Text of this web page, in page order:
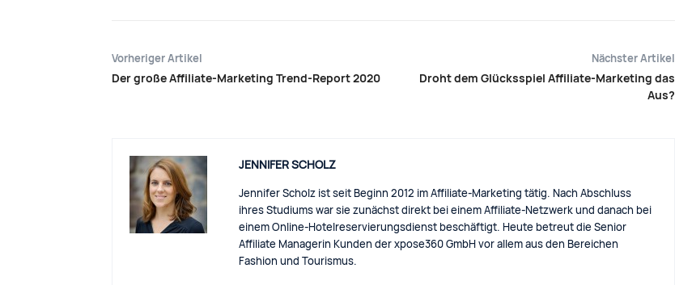
Vorheriger Artikel
Der große Affiliate-Marketing Trend-Report 2020
Nächster Artikel
Droht dem Glücksspiel Affiliate-Marketing das
Aus?
JENNIFER SCHOLZ
Jennifer Scholz ist seit Beginn 2012 im Affiliate-Marketing tätig. Nach Abschluss
ihres Studiums war sie zunächst direkt bei einem Affiliate-Netzwerk und danach bei
einem Online-Hotelreservierungsdienst beschäftigt. Heute betreut die Senior
Affiliate Managerin Kunden der xpose360 GmbH vor allem aus den Bereichen
Fashion und Tourismus.